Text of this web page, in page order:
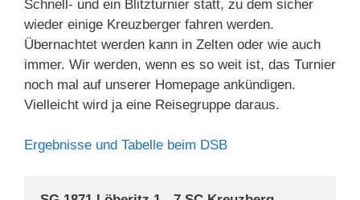
Schnell- und ein Blitzturnier statt, zu dem sicher
wieder einige Kreuzberger fahren werden.
Übernachtet werden kann in Zelten oder wie auch
immer. Wir werden, wenn es so weit ist, das Turnier
noch mal auf unserer Homepage ankündigen.
Vielleicht wird ja eine Reisegruppe daraus.
Ergebnisse und Tabelle beim DSB